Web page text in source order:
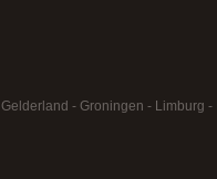
Gelderland - Groningen - Limburg -